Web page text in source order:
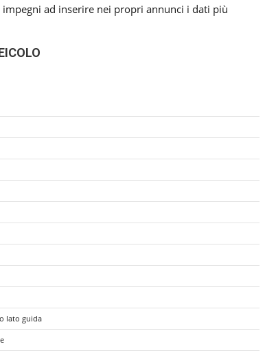
impegni ad inserire nei propri annunci i dati più
lato guida